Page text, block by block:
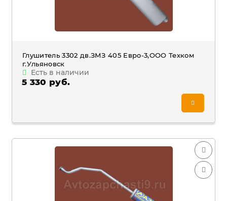
Глушитель 3302 дв.ЗМЗ 405 Евро-3,ООО Техком
г.Ульяновск
Есть в наличии
5 330 руб.